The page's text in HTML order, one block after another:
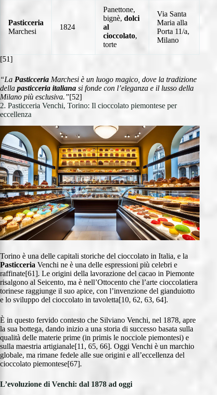
Pasticceria
Marchesi
1824
Panettone,
bignè, dolci
al
cioccolato,
torte
Via Santa
Maria alla
Porta 11/a,
Milano
[51]
“La Pasticceria Marchesi è un luogo magico, dove la tradizione
della pasticceria italiana si fonde con l’eleganza e il lusso della
Milano più esclusiva.”[52]
2. Pasticceria Venchi, Torino: Il cioccolato piemontese per
eccellenza
Torino è una delle capitali storiche del cioccolato in Italia, e la
Pasticceria Venchi ne è una delle espressioni più celebri e
raffinate[61]. Le origini della lavorazione del cacao in Piemonte
risalgono al Seicento, ma è nell’Ottocento che l’arte cioccolatiera
torinese raggiunge il suo apice, con l’invenzione del gianduiotto
e lo sviluppo del cioccolato in tavoletta[10, 62, 63, 64].
È in questo fervido contesto che Silviano Venchi, nel 1878, apre
la sua bottega, dando inizio a una storia di successo basata sulla
qualità delle materie prime (in primis le nocciole piemontesi) e
sulla maestria artigianale[11, 65, 66]. Oggi Venchi è un marchio
globale, ma rimane fedele alle sue origini e all’eccellenza del
cioccolato piemontese[67].
L’evoluzione di Venchi: dal 1878 ad oggi